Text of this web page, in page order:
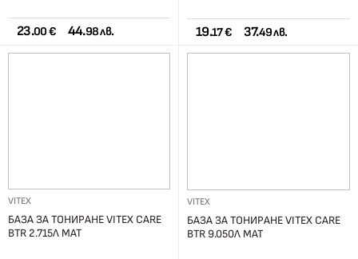
23.00 € 44.98 лв. 19.17 € 37.49 лв.
VITEX
БАЗА ЗА ТОНИРАНЕ VITEX CARE
BTR 2.715Л МАТ
VITEX
БАЗА ЗА ТОНИРАНЕ VITEX CARE
BTR 9.050Л МАТ